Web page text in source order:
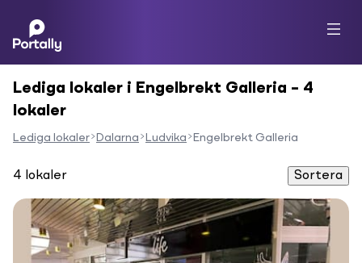
Lediga lokaler i Engelbrekt Galleria – 4
lokaler
Lediga lokaler Dalarna Ludvika Engelbrekt Galleria
4 lokaler Sortera